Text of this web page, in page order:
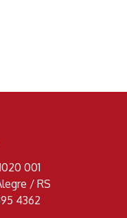
001
/ RS
4362